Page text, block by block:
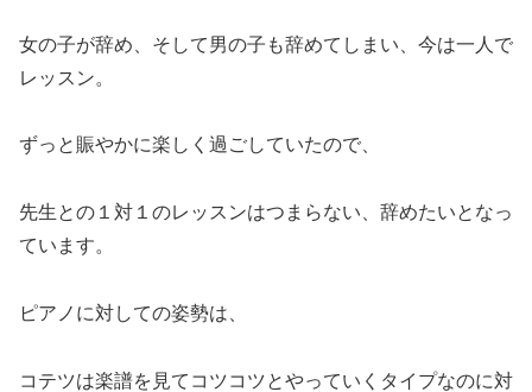
女の子が辞め、そして男の子も辞めてしまい、今は一人で
レッスン。
ずっと賑やかに楽しく過ごしていたので、
先生との１対１のレッスンはつまらない、辞めたいとなっ
ています。
ピアノに対しての姿勢は、
コテツは楽譜を見てコツコツとやっていくタイプなのに対